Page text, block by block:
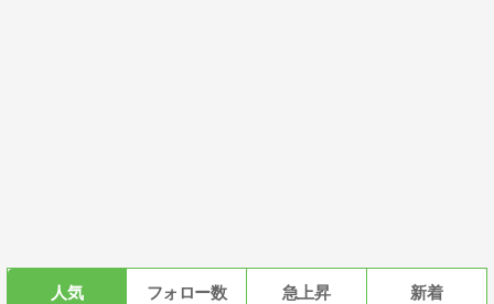
人気 フォロー数 急上昇 新着